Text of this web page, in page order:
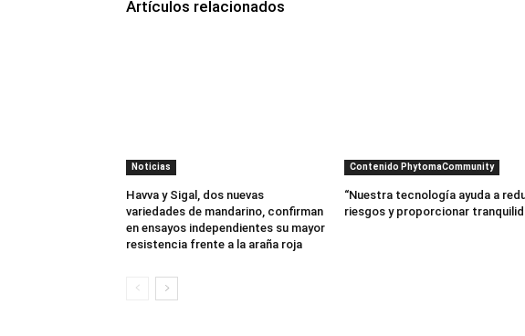
Artículos relacionados
Noticias
Havva y Sigal, dos nuevas
variedades de mandarino, confirman
en ensayos independientes su mayor
resistencia frente a la araña roja
Contenido PhytomaCommunity
“Nuestra tecnología ayuda a
riesgos y proporcionar